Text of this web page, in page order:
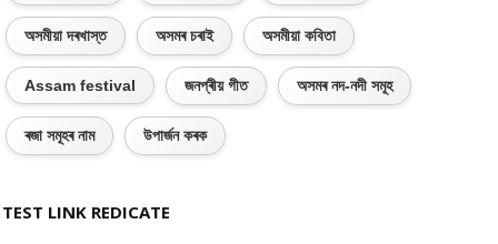
অসমীয়া দৰখাস্ত অসমৰ চৰাই অসমীয়া কবিতা
Assam festival জনপ্ৰীয় গীত অসমৰ নদ-নদী সমূহ
ৰজা সমূহৰ নাম উপাৰ্জন কৰক
TEST LINK REDICATE